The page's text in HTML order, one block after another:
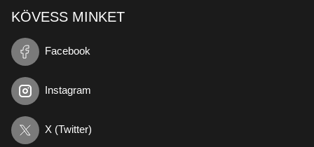
KÖVESS MINKET
Facebook
Instagram
X (Twitter)